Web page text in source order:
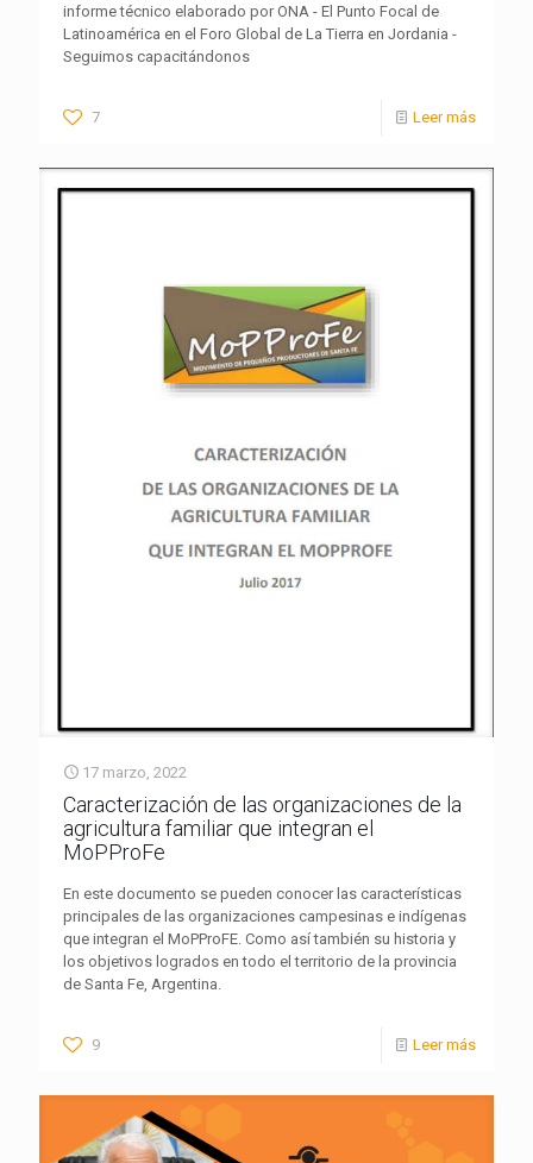
informe técnico elaborado por ONA - El Punto Focal de
Latinoamérica en el Foro Global de La Tierra en Jordania -
Seguimos capacitándonos
7 Leer más
17 marzo, 2022
Caracterización de las organizaciones de la
agricultura familiar que integran el
MoPProFe
En este documento se pueden conocer las características
principales de las organizaciones campesinas e indígenas
que integran el MoPProFE. Como así también su historia y
los objetivos logrados en todo el territorio de la provincia
de Santa Fe, Argentina.
9 Leer más